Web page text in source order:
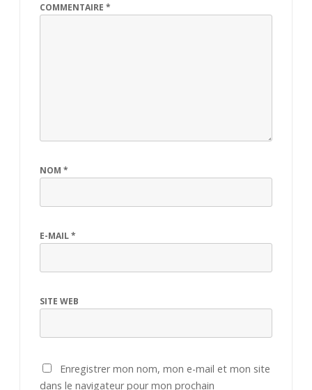
COMMENTAIRE *
NOM *
E-MAIL*
SITE WEB
Enregistrer mon nom, mon e-mail et mon site
dans le navigateur pour mon prochain